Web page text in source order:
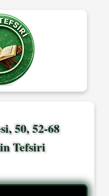
50, 52-68
Tefsiri